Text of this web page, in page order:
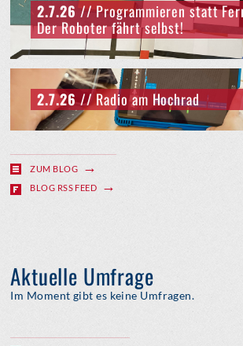
2.7.26// Programmieren statt
Der Roboter fährt selbst!
2.7.26// Radio am Hochrad
ZUM BLOG
BLOG RSS FEED
Aktuelle Umfrage
Im Moment gibt es keine Umfragen.